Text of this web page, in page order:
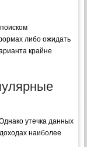
либо ожидать
крайне
утечка данных
наиболее